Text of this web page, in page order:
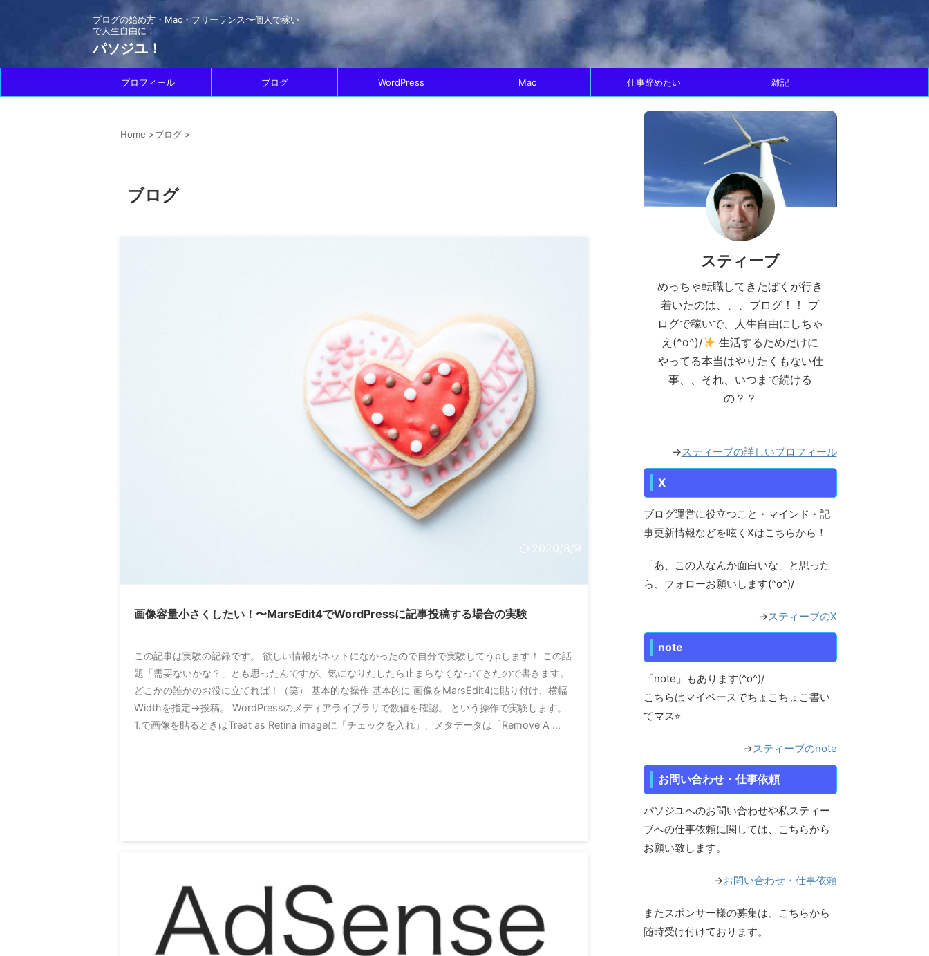
ブログの始め方・Mac・フリーランス〜個人で稼い
で人生自由に！
パソジユ！
プロフィール ブログ WordPress Mac 仕事辞めたい 雑記
Home >ブログ >
ブログ
2020/8/9
画像容量小さくしたい！〜MarsEdit4でWordPressに記事投稿する場合の実験
この記事は実験の記録です。 欲しい情報がネットになかったので自分で実験してうpします！ この話
題「需要ないかな？」とも思ったんですが、気になりだしたら止まらなくなってきたので書きます。
どこかの誰かのお役に立てれば！（笑） 基本的な操作 基本的に 画像をMarsEdit4に貼り付け、横幅
Widthを指定→投稿。 WordPressのメディアライブラリで数値を確認。 という操作で実験します。
1.で画像を貼るときはTreat as Retina imageに「チェックを入れ」、メタデータは「Remove A ...
スティーブ
めっちゃ転職してきたぼくが行き
着いたのは、、、ブログ！！ ブ
ログで稼いで、人生自由にしちゃ
え(^o^)/
生活するためだけに
やってる本当はやりたくもない仕
事、、それ、いつまで続ける
の？？
→スティーブの詳しいプロフィール
X
ブログ運営に役立つこと・マインド・記
事更新情報などを呟くXはこちらから！
「あ、この人なんか面白いな」と思った
ら、フォローお願いします(^o^)/
→スティーブのX
note
「note」もあります(^o^)/
こちらはマイペースでちょこちょこ書い
てマス⭐︎
→スティーブのnote
お問い合わせ・仕事依頼
パソジユへのお問い合わせや私スティー
ブへの仕事依頼に関しては、こちらから
お願い致します。
→お問い合わせ・仕事依頼
またスポンサー様の募集は、こちらから
随時受け付けております。